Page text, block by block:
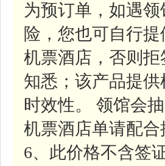
为预订单，如遇
险，您也可自行
机票酒店，否则
知悉；该产品提
时效性。 领馆会
机票酒店单请配
6、此价格不含签